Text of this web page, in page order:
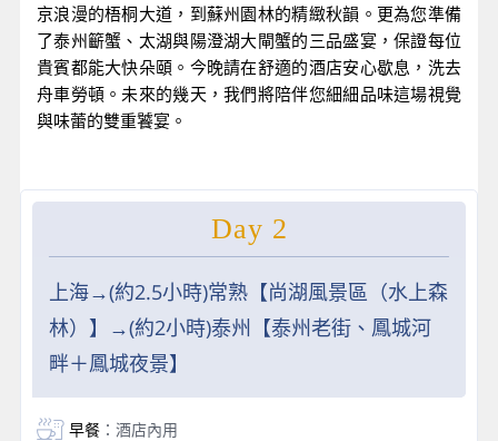
京浪漫的梧桐大道，到蘇州園林的精緻秋韻。更為您準備
了泰州籪蟹、太湖與陽澄湖大閘蟹的三品盛宴，保證每位
貴賓都能大快朵頤。今晚請在舒適的酒店安心歇息，洗去
舟車勞頓。未來的幾天，我們將陪伴您細細品味這場視覺
與味蕾的雙重饕宴。
Day 2
上海→(約2.5小時)常熟【尚湖風景區（水上森
林）】→(約2小時)泰州【泰州老街、鳳城河
畔＋鳳城夜景】
早餐：酒店內用